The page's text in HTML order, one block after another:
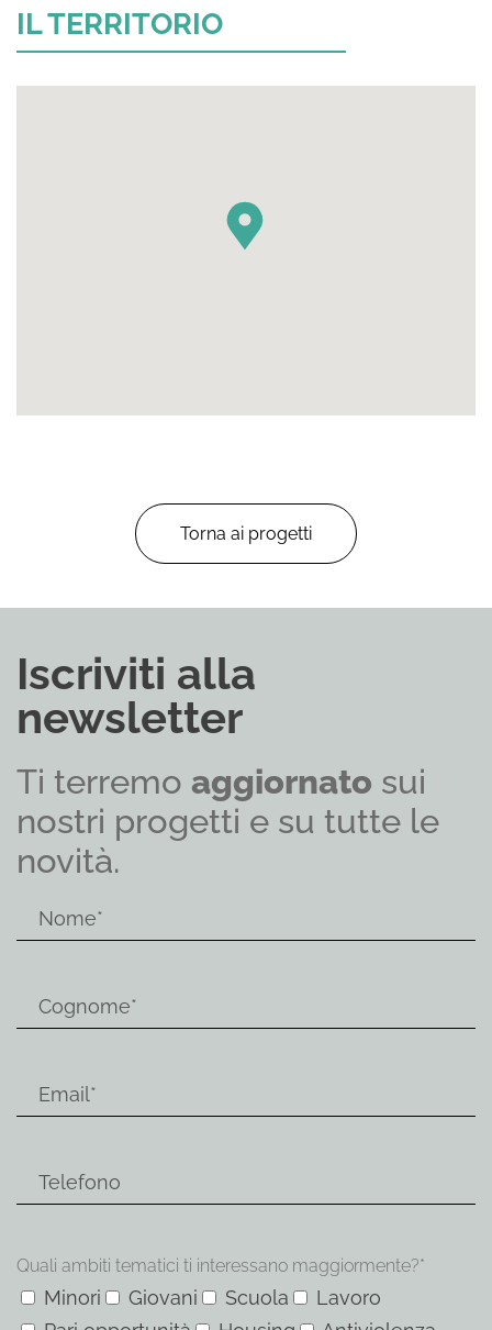
IL TERRITORIO
Torna ai progetti
Iscriviti alla
newsletter
Ti terremo aggiornato sui
nostri progetti e su tutte le
novità.
Quali ambiti tematici ti interessano maggiormente?*
Minori Giovani Scuola
Lavoro